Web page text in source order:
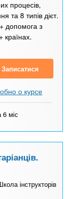
процесів,
та 8 типів дієт.
допомога з
країнах.
Записатися
о курсе
6 міс
інструкторів